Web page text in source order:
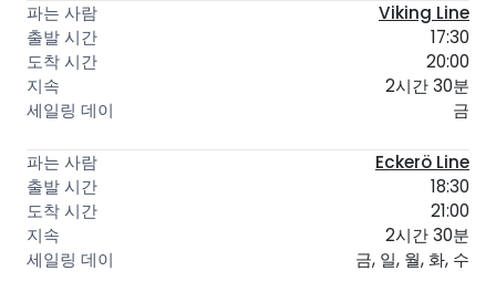
Viking Line
17:30
20:00
2시간 30분
금
Eckerö Line
18:30
21:00
2시간 30분
금, 일, 월, 화, 수